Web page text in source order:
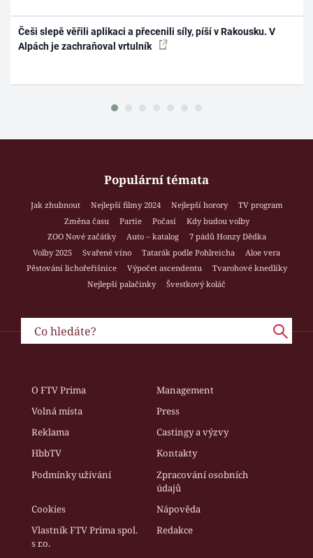
Češi slepě věřili aplikaci a přecenili síly, píší v Rakousku. V
Alpách je zachraňoval vrtulník
Populární témata
Jak zhubnout Nejlepší filmy 2024 Nejlepší horory
TV program
Změna času
Partie Počasí
Kdy budou volby
ZOO Nové začátky
Auto – katalog
7 pádů Honzy Dědka
Volby 2025
Svařené víno Tatarák podle Pohlreicha
Aloe vera
Pěstování lichořeřišnice
Výpočet ascendentu
Tvarohové knedlíky
Nejlepší palačinky
Švestkový koláč
O FTV Prima
Management
Volná místa
Press
Reklama
Castingy a výzvy
HbbTV
Kontakty
Podmínky užívání
Zpracování osobních
údajů
Cookies
Nápověda
Vlastník FTV Prima spol.
s r.o.
Redakce